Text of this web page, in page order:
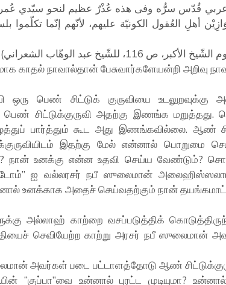
عربي قُدّس سرُّه وفى هذه عُذْرٌ عظيم لنحو سيّدي
أهلِ العُقول الكونيّة عليهم، لأنّهم إنّما
للشّيخ عبد الوهّاب الشعراني)
காதல் நாவால்தான் பேசுவார்களேயன்றி அறிவு
ஒரு பெண் சிட்டுக் குருவியை உடலுறவுக்கு
பெண் சிட்டுக்குருவி அதற்கு இணங்க மறுத்தது.
பார்த்தும் கூட அது இணங்கவில்லை. ஆண்
இதற்கு மேல் என்னால் பொறுமை
நான் உனக்கு என்ன உதவி செய்ய வேண்டும்?
ஐ வல்லரசர் நபீ ஸுலைமான் அலைஹிஸ்ஸலாம்
உனக்காக அதைச் செய்வதற்கும் நான்
அல்லாஹ் காற்றை வசப்படுத்திக்
செவியேற்ற காற்று அரசர் நபீ ஸுலைமான்
அவர்கள் படை பட்டாளத்தோடு ஆண்
“குப்பா”வை உன்னால் புரட்ட முடியுமா?